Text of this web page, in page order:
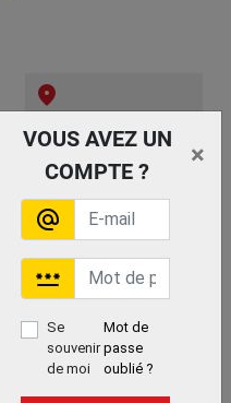
adhérent
MANCHE BOIS BALAIS
SOFOP TALIAPLAST
MULTIGRAPHIC
VOUS AVEZ UN
COMPTE ?
×
alternate_email
password
Se
souvenir
de moi
Mot de
passe
oublié ?